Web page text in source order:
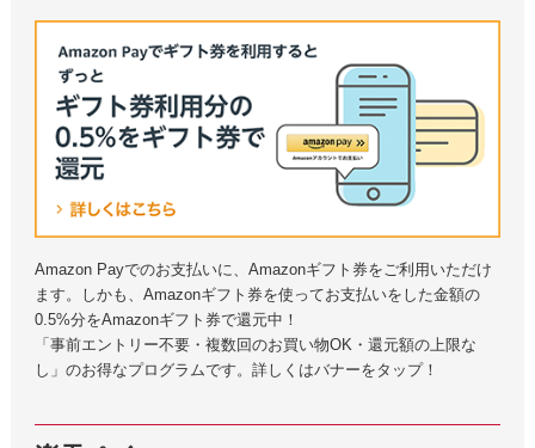
Amazon Payでのお支払いに、Amazonギフト券をご利用いただけ
ます。しかも、Amazonギフト券を使ってお支払いをした金額の
0.5%分をAmazonギフト券で還元中！
「事前エントリー不要・複数回のお買い物OK・還元額の上限な
し」のお得なプログラムです。詳しくはバナーをタップ！